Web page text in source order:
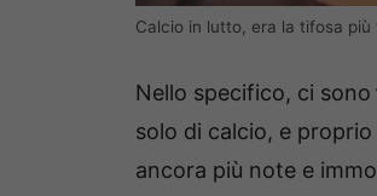
Calcio in lutto, era la tifosa più
Nello specifico, ci sono
solo di calcio, e proprio
ancora più note e